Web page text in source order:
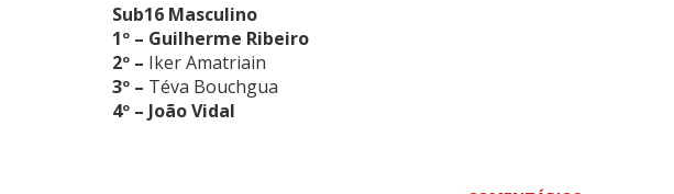
Sub16 Masculino
1º – Guilherme Ribeiro
2º – Iker Amatriain
3º – Téva Bouchgua
4º – João Vidal